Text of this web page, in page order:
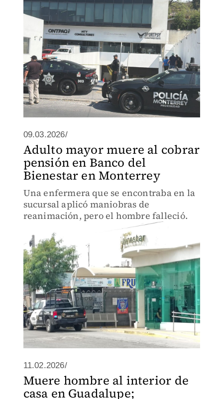
09.03.2026/
Adulto mayor muere al cobrar
pensión en Banco del
Bienestar en Monterrey
Una enfermera que se encontraba en la
sucursal aplicó maniobras de
reanimación, pero el hombre falleció.
11.02.2026/
Muere hombre al interior de
casa en Guadalupe;